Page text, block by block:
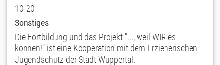
10-20
Sonstiges
Die Fortbildung und das Projekt "..., weil WIR es
können!" ist eine Kooperation mit dem Erzieherischen
Jugendschutz der Stadt Wuppertal.